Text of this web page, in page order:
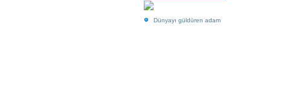
Dünyayı güldüren adam